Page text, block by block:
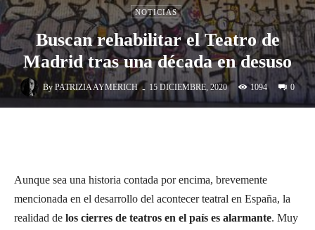
NOTICIAS
Buscan rehabilitar el Teatro de
Madrid tras una década en desuso
By PATRIZIA AYMERICH - 15 DICIEMBRE, 2020 1094 0
Aunque sea una historia contada por encima, brevemente
mencionada en el desarrollo del acontecer teatral en España, la
realidad de los cierres de teatros en el país es alarmante. Muy